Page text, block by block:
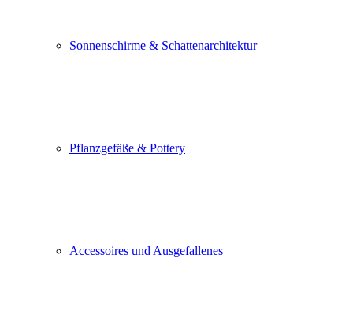
Sonnenschirme & Schattenarchitektur
Pflanzgefäße & Pottery
Accessoires und Ausgefallenes